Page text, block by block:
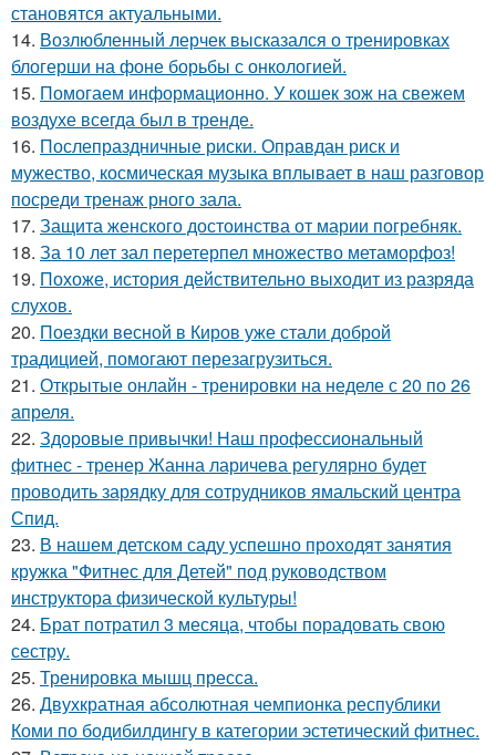
становятся актуальными.
14. Возлюбленный лерчек высказался о тренировках
блогерши на фоне борьбы с онкологией.
15. Помогаем информационно. У кошек зож на свежем
воздухе всегда был в тренде.
16. Послепраздничные риски. Оправдан риск и
мужество, космическая музыка вплывает в наш разговор
посреди тренаж рного зала.
17. Защита женского достоинства от марии погребняк.
18. За 10 лет зал перетерпел множество метаморфоз!
19. Похоже, история действительно выходит из разряда
слухов.
20. Поездки весной в Киров уже стали доброй
традицией, помогают перезагрузиться.
21. Открытые онлайн - тренировки на неделе с 20 по 26
апреля.
22. Здоровые привычки! Наш профессиональный
фитнес - тренер Жанна ларичева регулярно будет
проводить зарядку для сотрудников ямальский центра
Спид.
23. В нашем детском саду успешно проходят занятия
кружка "Фитнес для Детей" под руководством
инструктора физической культуры!
24. Брат потратил 3 месяца, чтобы порадовать свою
сестру.
25. Тренировка мышц пресса.
26. Двухкратная абсолютная чемпионка республики
Коми по бодибилдингу в категории эстетический фитнес.